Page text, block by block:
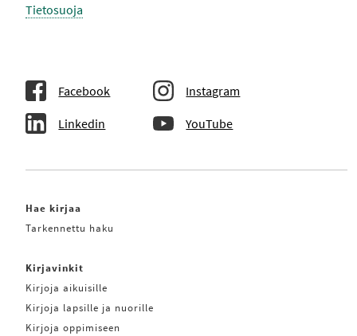
Tietosuoja
Facebook Instagram
Linkedin YouTube
Hae kirjaa
Tarkennettu haku
Kirjavinkit
Kirjoja aikuisille
Kirjoja lapsille ja nuorille
Kirjoja oppimiseen